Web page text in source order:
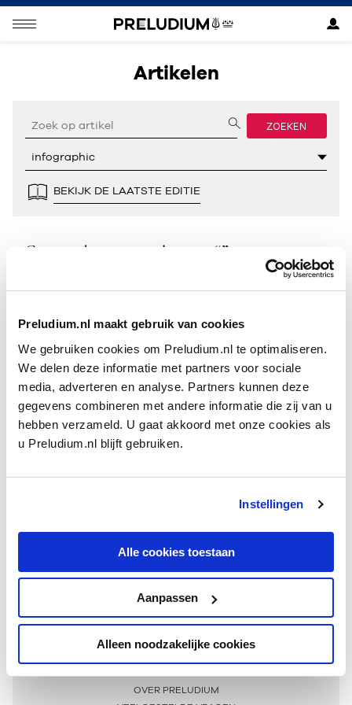
Preludium.nl maakt gebruik van cookies
We gebruiken cookies om Preludium.nl te optimaliseren.
We delen deze informatie met partners voor sociale
media, adverteren en analyse. Partners kunnen deze
gegevens combineren met andere informatie die zij van u
hebben verzameld. U gaat akkoord met onze cookies als
u Preludium.nl blijft gebruiken.
Instellingen
Alle cookies toestaan
Aanpassen
Alleen noodzakelijke cookies
Artikelen
ZOEKEN
BEKIJK DE LAATSTE EDITIE
Geen resultaten gevonden voor “”.
Meer informatie
OVER PRELUDIUM